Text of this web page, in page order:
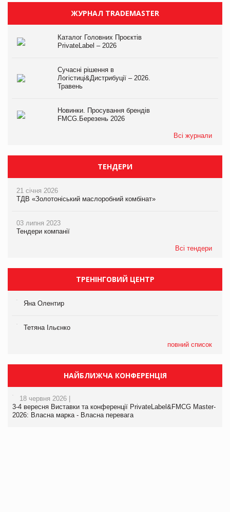
ЖУРНАЛ TRADEMASTER
Каталог Головних Проєктів
PrivateLabel – 2026
Сучасні рішення в
Логістиці&Дистрибуції – 2026.
Травень
Новинки. Просування брендів
FMCG.Березень 2026
Всі журнали
ТЕНДЕРИ
21 січня 2026
ТДВ «Золотоніський маслоробний комбінат»
03 липня 2023
Тендери компанії
Всі тендери
ТРЕНІНГОВИЙ ЦЕНТР
Яна Олентир
Тетяна Ільєнко
повний список
НАЙБЛИЖЧА КОНФЕРЕНЦІЯ
18 червня 2026 |
3-4 вересня Виставки та конференції PrivateLabel&FMCG Master-
2026: Власна марка - Власна перевага